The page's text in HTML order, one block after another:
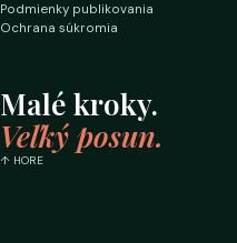
Podmienky publikovania
Ochrana súkromia
Malé kroky.
Veľký posun.
↑ HORE